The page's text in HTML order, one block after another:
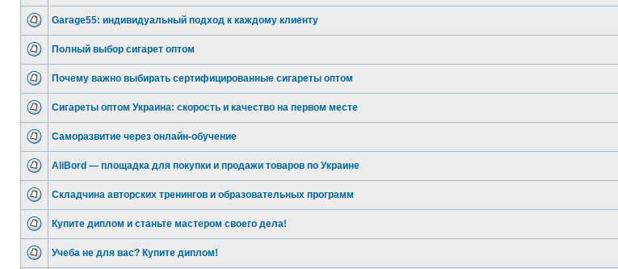
Garage55: индивидуальный подход к каждому клиенту
Полный выбор сигарет оптом
Почему важно выбирать сертифицированные сигареты оптом
Сигареты оптом Украина: скорость и качество на первом месте
Саморазвитие через онлайн-обучение
AliBord — площадка для покупки и продажи товаров по Украине
Складчина авторских тренингов и образовательных программ
Купите диплом и станьте мастером своего дела!
Учеба не для вас? Купите диплом!